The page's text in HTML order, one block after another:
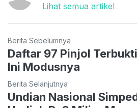
Lihat semua artikel
Berita Sebelumnya
Daftar 97 Pinjol
Ini Modusnya
Berita Selanjutnya
Undian Nasional